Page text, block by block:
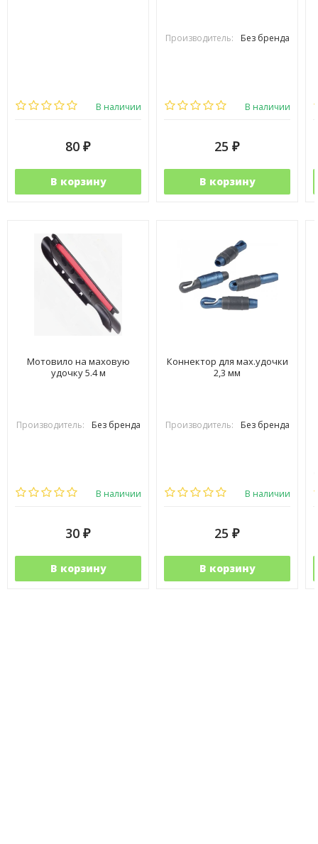
В наличии
80 ₽
В корзину
Производитель: Без бренда
В наличии
25 ₽
В корзину
Мотовило на маховую
удочку 5.4 м
Производитель: Без бренда
В наличии
30 ₽
В корзину
Коннектор для мах.удочки
2,3 мм
Производитель: Без бренда
В наличии
25 ₽
В корзину